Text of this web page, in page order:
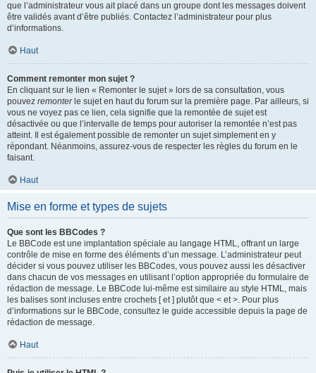
que l’administrateur vous ait placé dans un groupe dont les messages doivent
être validés avant d’être publiés. Contactez l’administrateur pour plus
d’informations.
Haut
Comment remonter mon sujet ?
En cliquant sur le lien « Remonter le sujet » lors de sa consultation, vous
pouvez remonterle sujet en haut du forum sur la première page. Par ailleurs, si
vous ne voyez pas ce lien, cela signifie que la remontée de sujet est
désactivée ou que l’intervalle de temps pour autoriser la remontée n’est pas
atteint. Il est également possible de remonter un sujet simplement en y
répondant. Néanmoins, assurez-vous de respecter les règles du forum en le
faisant.
Haut
Mise en forme et types de sujets
Que sont les BBCodes ?
Le BBCode est une implantation spéciale au langage HTML, offrant un large
contrôle de mise en forme des éléments d’un message. L’administrateur peut
décider si vous pouvez utiliser les BBCodes, vous pouvez aussi les désactiver
dans chacun de vos messages en utilisant l’option appropriée du formulaire de
rédaction de message. Le BBCode lui-même est similaire au style HTML, mais
les balises sont incluses entre crochets [ et ] plutôt que < et >. Pour plus
d’informations sur le BBCode, consultez le guide accessible depuis la page de
rédaction de message.
Haut